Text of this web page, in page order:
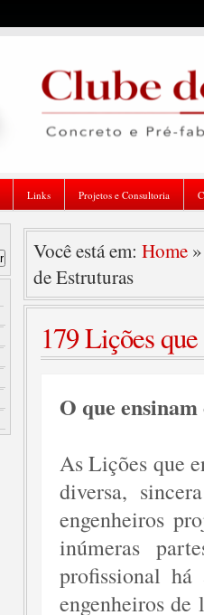
Links Projetos e Consultoria
Você está em: Home
de Estruturas
179 Lições
O que
As Lições que
diversa,
engenheiros
inúmeras
profissional há
engenheiros